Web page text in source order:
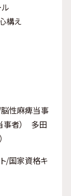
構え
脳性麻痺当事
事者） 多田
/国家資格キ